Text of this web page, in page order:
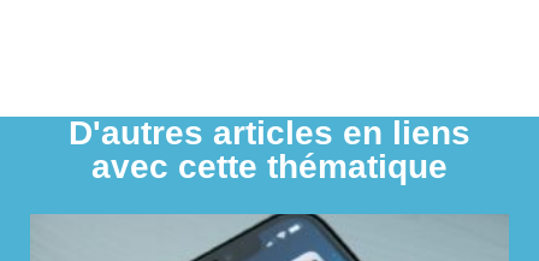
D'autres articles en liens
avec cette thématique